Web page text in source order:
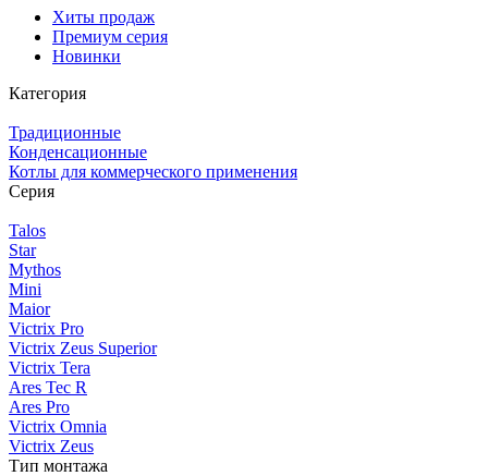
Хиты продаж
Премиум серия
Новинки
Категория
Традиционные
Конденсационные
Котлы для коммерческого применения
Серия
Talos
Star
Mythos
Mini
Maior
Victrix Pro
Victrix Zeus Superior
Victrix Tera
Ares Tec R
Ares Pro
Victrix Omnia
Victrix Zeus
Тип монтажа